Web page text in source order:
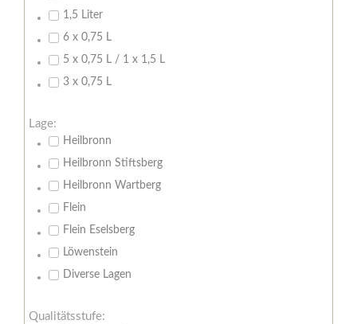
1,5 Liter
6 x 0,75 L
5 x 0,75 L / 1 x 1,5 L
3 x 0,75 L
Lage:
Heilbronn
Heilbronn Stiftsberg
Heilbronn Wartberg
Flein
Flein Eselsberg
Löwenstein
Diverse Lagen
Qualitätsstufe: